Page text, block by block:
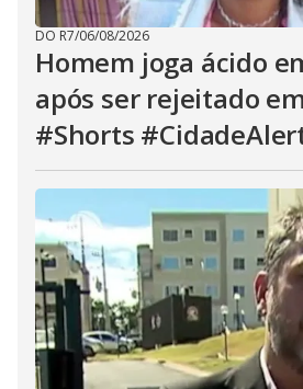
DO R7/06/08/2026
Homem joga ácido
após ser rejeitado
#Shorts